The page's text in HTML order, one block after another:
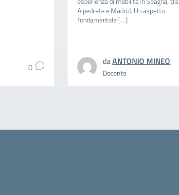
0
Alpedrete e Madrid. Un aspetto
fondamentale […]
daANTONIO MINEO
Docente